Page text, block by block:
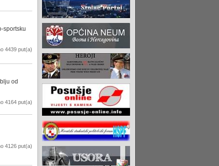
sportsku
4439 put(a)
od
4164 put(a)
4126 put(a)